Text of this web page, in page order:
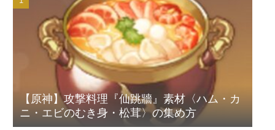
【原神】攻撃料理『仙跳牆』素材〈ハム・カ
ニ・エビのむき身・松茸〉の集め方